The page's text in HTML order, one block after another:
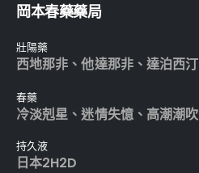
岡本春藥藥局
壯陽藥
西地那非 、他達那非、 達泊西汀
春藥
冷淡剋星 、迷情失憶、 高潮潮吹
持久液
日本2H2D